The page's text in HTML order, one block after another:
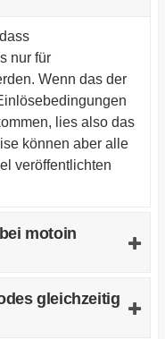
nur für
Wenn das der
lies also das
können aber alle
veröffentlichten
motoin
innerhalb des
gleichzeitig